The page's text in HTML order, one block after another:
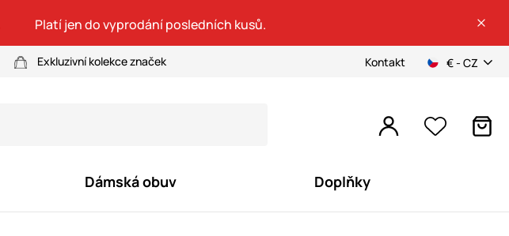
Platí jen do vyprodání posledních kusů.
Exkluzivní kolekce značek Kontakt € - CZ
Dámská obuv Doplňky